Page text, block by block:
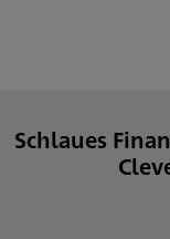
Schlaues